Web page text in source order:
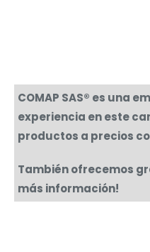
COMAP SAS® es una
experiencia en este
productos a precios
También ofrecemos
más información!